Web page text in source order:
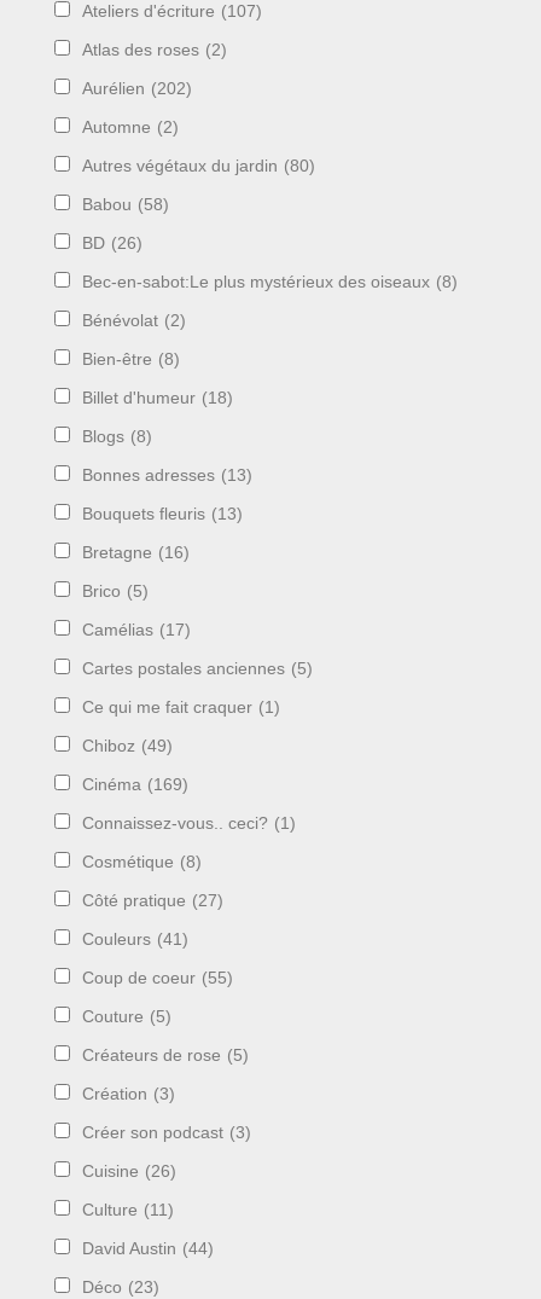
Ateliers d'écriture (107)
Atlas des roses (2)
Aurélien (202)
Automne (2)
Autres végétaux du jardin (80)
Babou (58)
BD (26)
Bec-en-sabot:Le plus mystérieux des oiseaux (8)
Bénévolat (2)
Bien-être (8)
Billet d'humeur (18)
Blogs (8)
Bonnes adresses (13)
Bouquets fleuris (13)
Bretagne (16)
Brico (5)
Camélias (17)
Cartes postales anciennes (5)
Ce qui me fait craquer (1)
Chiboz (49)
Cinéma (169)
Connaissez-vous.. ceci? (1)
Cosmétique (8)
Côté pratique (27)
Couleurs (41)
Coup de coeur (55)
Couture (5)
Créateurs de rose (5)
Création (3)
Créer son podcast (3)
Cuisine (26)
Culture (11)
David Austin (44)
Déco (23)